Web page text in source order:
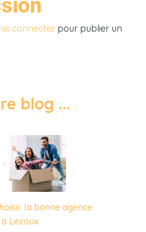
connecter pour publier un
blog ...
la bonne agence
Lezoux.